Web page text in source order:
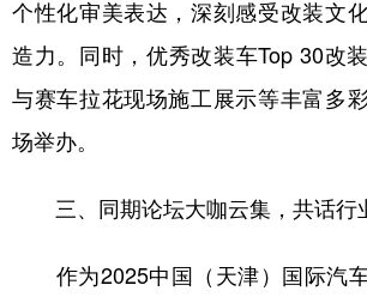
个性化审美表达，深刻感受改装文
造力。同时，优秀改装车Top 30改
与赛车拉花现场施工展示等丰富多
场举办。
三、同期论坛大咖云集，共话行
作为2025中国（天津）国际汽车